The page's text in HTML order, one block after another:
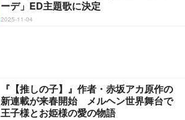
ーデ」ED主題歌に決定
2025-11-04
『【推しの子】』作者・赤坂アカ原作の
新連載が来春開始 メルヘン世界舞台で
王子様とお姫様の愛の物語